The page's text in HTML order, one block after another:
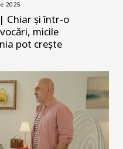
2025
Chiar şi într-o
micile
pot creşte